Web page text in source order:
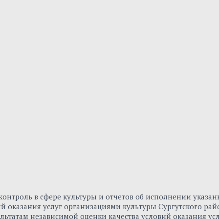
в сфере культуры и отчетов об исполнении
оказания услуг организациями культуры Сургутского
независимой оценки качества условий оказания